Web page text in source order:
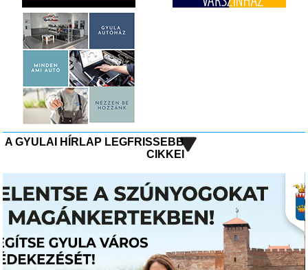
A GYULAI HÍRLAP LEGFRISSEBB
CIKKEI